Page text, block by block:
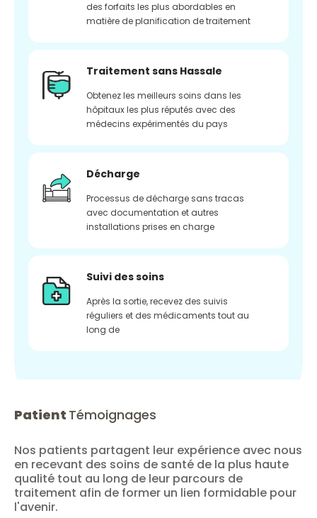
des forfaits les plus abordables en
matière de planification de traitement
Traitement sans Hassale
Obtenez les meilleurs soins dans les
hôpitaux les plus réputés avec des
médecins expérimentés du pays
Décharge
Processus de décharge sans tracas
avec documentation et autres
installations prises en charge
Suivi des soins
Après la sortie, recevez des suivis
réguliers et des médicaments tout au
long de
Patient Témoignages
Nos patients partagent leur expérience avec nous
en recevant des soins de santé de la plus haute
qualité tout au long de leur parcours de
traitement afin de former un lien formidable pour
l'avenir.